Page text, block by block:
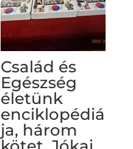
Család és
Egészség
életünk
enciklopédiá
ja, három